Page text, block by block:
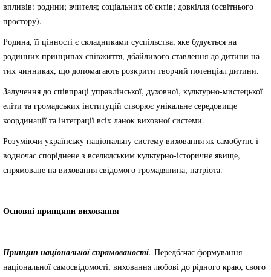
впливів: родини; вчителя; соціальних об'єктів; довкілля (освітнього
простору).
Родина, її цінності є складниками суспільства, яке будується на
родинних принципах співжиття, дбайливого ставлення до дитини на
тих чинниках, що допомагають розкрити творчий потенціал дитини.
Залучення до співпраці управлінської, духовної, культурно-мистецької
еліти та громадських інституцій створює унікальне середовище
координації та інтеграції всіх ланок виховної системи.
Розуміючи українську національну систему виховання як самобутнє і
водночас споріднене з вселюдським культурно-історичне явище,
спрямоване на виховання свідомого громадянина, патріота.
Основні принципи виховання
Принцип національної спрямованості. Передбачає формування
національної самосвідомості, виховання любові до рідного краю, свого